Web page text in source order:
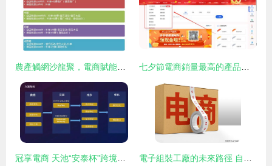
農產觸網沙龍聚，電商賦能上行途——隰縣電商星期三第六十五期農產品上行主題沙龍在冠享電商舉辦 七夕節電商銷量最高的產品揭秘 大數據分析的五大品類暢銷趨勢
冠享電商 天池“安泰杯”跨境電商智能算法大賽冠軍方案全解析 電子組裝工廠的未來路徑 自主電商的機遇與挑戰——以冠享電商為例